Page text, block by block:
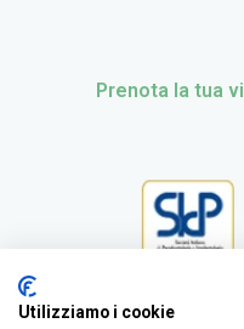
Prenota la tua
Utilizziamo i cookie